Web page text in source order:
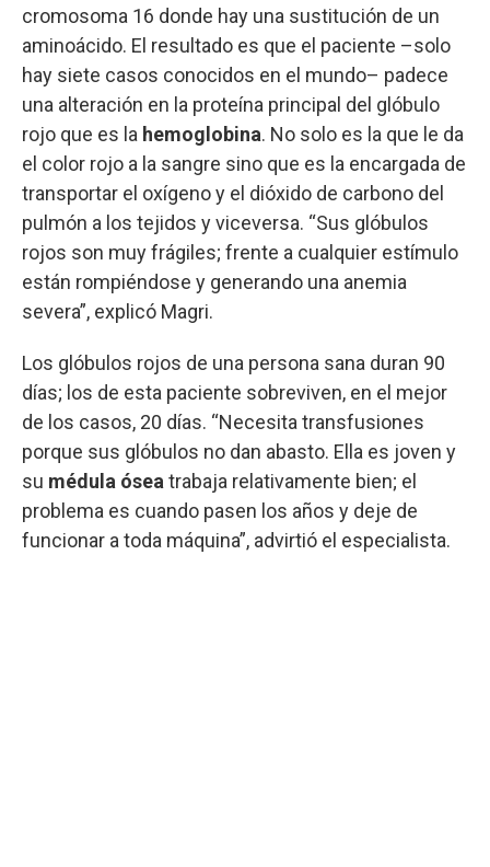
cromosoma 16 donde hay una sustitución de un
aminoácido. El resultado es que el paciente –solo
hay siete casos conocidos en el mundo– padece
una alteración en la proteína principal del glóbulo
rojo que es la hemoglobina. No solo es la que le da
el color rojo a la sangre sino que es la encargada de
transportar el oxígeno y el dióxido de carbono del
pulmón a los tejidos y viceversa. “Sus glóbulos
rojos son muy frágiles; frente a cualquier estímulo
están rompiéndose y generando una anemia
severa”, explicó Magri.
Los glóbulos rojos de una persona sana duran 90
días; los de esta paciente sobreviven, en el mejor
de los casos, 20 días. “Necesita transfusiones
porque sus glóbulos no dan abasto. Ella es joven y
su médula ósea trabaja relativamente bien; el
problema es cuando pasen los años y deje de
funcionar a toda máquina”, advirtió el especialista.